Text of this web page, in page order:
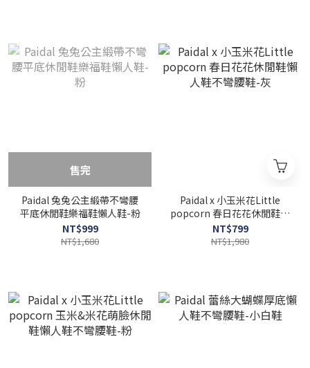
售完
Paidal 兔兔公主緞帶不彎腰
平底休閒鞋樂福鞋懶人鞋-粉
NT$999
NT$1,680
Paidal x 小玉米花Little
popcorn 春日花花休閒鞋懶
人鞋不彎腰鞋-灰
NT$799
NT$1,980